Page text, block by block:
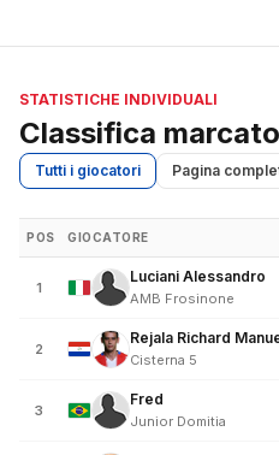
STATISTICHE INDIVIDUALI
Classifica
Tutti i giocatori Pagina
POS GIOCATORE
1
Luciani Alessandro
AMB Frosinone
2
Rejala Richard
Cisterna 5
3
Fred
Junior Domitia